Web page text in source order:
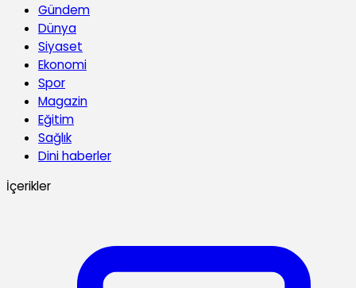
Gündem
Dünya
Siyaset
Ekonomi
Spor
Magazin
Eğitim
Sağlık
Dini haberler
İçerikler